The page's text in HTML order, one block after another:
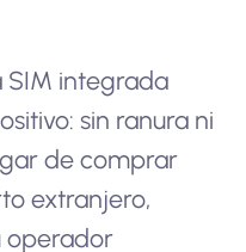
SIM integrada
sin ranura ni
de comprar
extranjero,
operador